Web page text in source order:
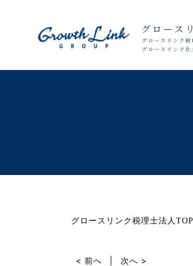
グロースリンク税理士法人TOP
< 前へ 次へ >